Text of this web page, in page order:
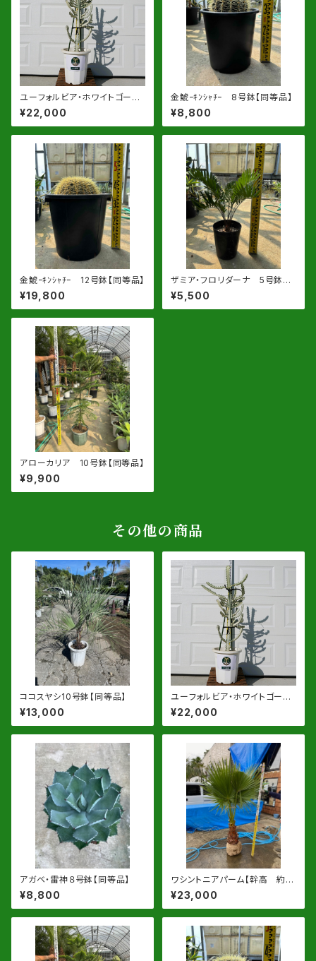
ユーフォルビア・ホワイトゴース
ト 10号鉢【同等品】
¥22,000
金鯱ｰｷﾝｼｬﾁｰ 8号鉢【同等品】
¥8,800
金鯱ｰｷﾝｼｬﾁｰ 12号鉢【同等品】
¥19,800
ザミア・フロリダーナ 5号鉢
【同等品】
¥5,500
アローカリア 10号鉢【同等品】
¥9,900
その他の商品
ココスヤシ10号鉢【同等品】
¥13,000
ユーフォルビア・ホワイトゴース
ト 10号鉢【同等品】
¥22,000
アガベ・雷神８号鉢【同等品】
¥8,800
ワシントニアパーム【幹高 約6
0cm位(地上部葉先高180cm
位】根巻発送
¥23,000